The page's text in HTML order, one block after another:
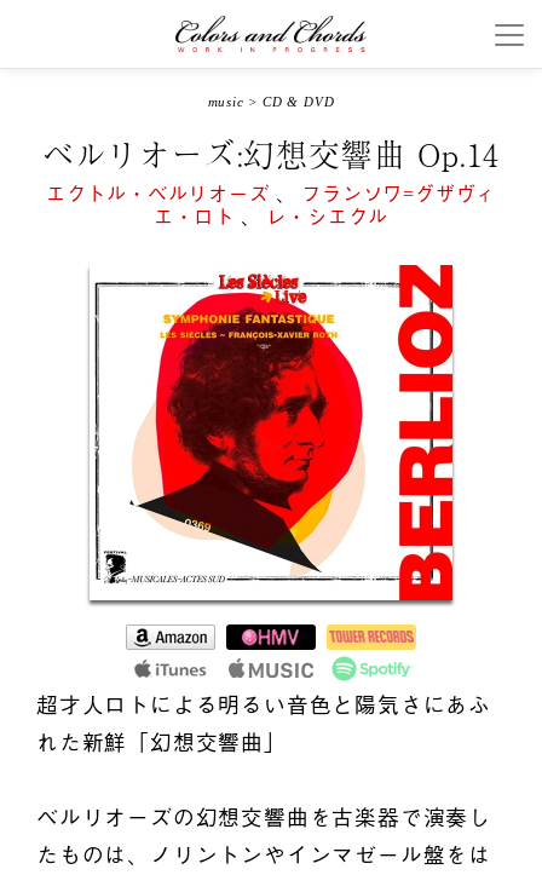
music > CD & DVD
ベルリオーズ:幻想交響曲 Op.14
エクトル・ベルリオーズ 、
フランソワ=グザヴィ
エ・ロト 、 レ・シエクル
超才人ロトによる明るい音色と陽気さにあふ
れた新鮮「幻想交響曲」
ベルリオーズの幻想交響曲を古楽器で演奏し
たものは、ノリントンやインマゼール盤をは